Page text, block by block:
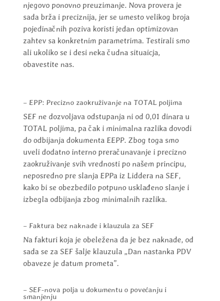
njegovo ponovno preuzimanje. Nova provera je
sada brža i preciznija, jer se umesto velikog broja
pojedinačnih poziva koristi jedan optimizovan
zahtev sa konkretnim parametrima. Testirali smo
ali ukoliko se i desi neka čudna situaicja,
obavestite nas.
– EPP: Precizno zaokruživanje na TOTAL poljima
SEF ne dozvoljava odstupanja ni od 0,01 dinara u
TOTAL poljima, pa čak i minimalna razlika dovodi
do odbijanja dokumenta EEPP. Zbog toga smo
uveli dodatno interno preračunavanje i precizno
zaokruživanje svih vrednosti po našem principu,
neposredno pre slanja EPPa iz Liddera na SEF,
kako bi se obezbedilo potpuno usklađeno slanje i
izbegla odbijanja zbog minimalnih razlika.
– Faktura bez naknade i klauzula za SEF
Na fakturi koja je obeležena da je bez naknade, od
sada se za SEF šalje klauzula „Dan nastanka PDV
obaveze je datum prometa”.
– SEF-nova polja u dokumentu o povećanju i
smanjenju